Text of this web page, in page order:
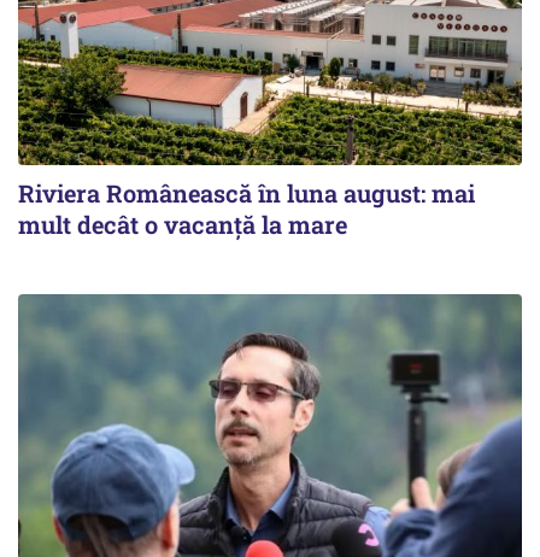
Riviera Românească în luna august: mai
mult decât o vacanță la mare